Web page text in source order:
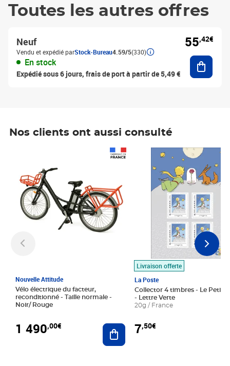
Toutes les autres offres
Neuf
Vendu et expédié parStock-Bureau4.59/5(330)
En stock
Expédié sous 6 jours, frais de port à partir de 5,49 €
55,42€
Nos clients ont aussi consulté
Nouvelle Attitude
Vélo électrique du facteur,
reconditionné - Taille normale -
Noir/ Rouge
1 490,00€ Ajouter au panier
Livraison offerte
La Poste
Collector 4 timbres - Le Petit
- Lettre Verte
20g / France
7,50€
Prix 7,50€